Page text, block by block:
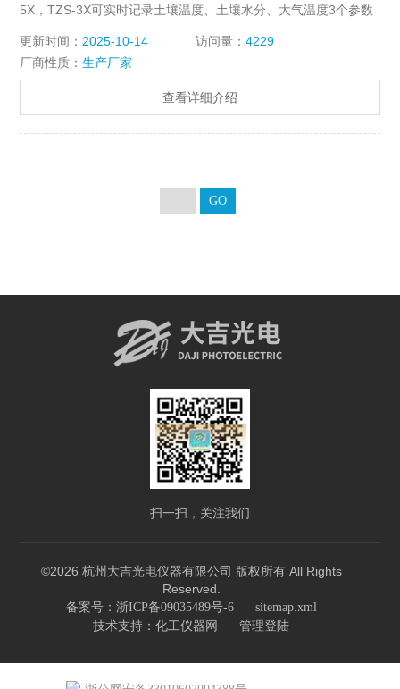
5X，TZS-3X可实时记录土壤温度、土壤水分、大气温度3个参数
更新时间： 2025-10-14 访问量： 4229
厂商性质：生产厂家
查看详细介绍
扫一扫，关注我们
©2026 杭州大吉光电仪器有限公司 版权所有 All Rights
Reserved.
备案号：浙ICP备09035489号-6 sitemap.xml
技术支持： 化工仪器网 管理登陆